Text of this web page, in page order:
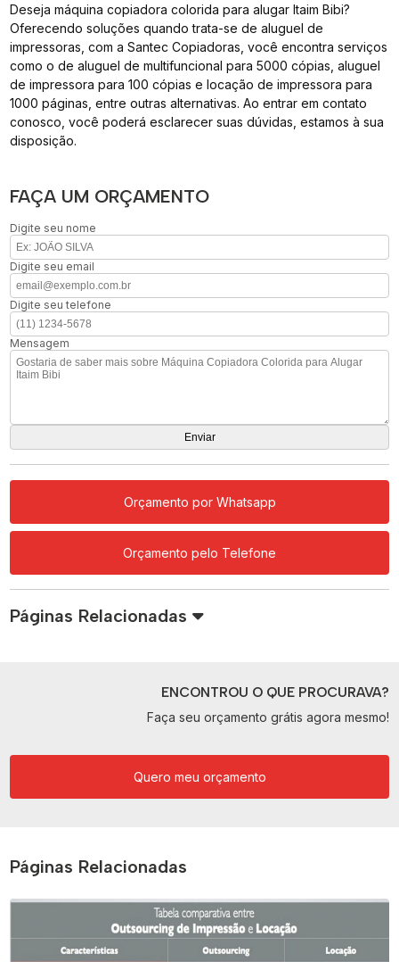
Deseja máquina copiadora colorida para alugar Itaim Bibi?
Oferecendo soluções quando trata-se de aluguel de
impressoras, com a Santec Copiadoras, você encontra serviços
como o de aluguel de multifuncional para 5000 cópias, aluguel
de impressora para 100 cópias e locação de impressora para
1000 páginas, entre outras alternativas. Ao entrar em contato
conosco, você poderá esclarecer suas dúvidas, estamos à sua
disposição.
FAÇA UM ORÇAMENTO
Digite seu nome
Digite seu email
Digite seu telefone
Mensagem
Orçamento por Whatsapp
Orçamento pelo Telefone
Páginas Relacionadas
ENCONTROU O QUE PROCURAVA?
Faça seu orçamento grátis agora mesmo!
Quero meu orçamento
Páginas Relacionadas